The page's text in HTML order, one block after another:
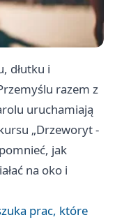
dłutku i
razem z
uruchamiają
„Drzeworyt -
jak
na oko i
prac, które